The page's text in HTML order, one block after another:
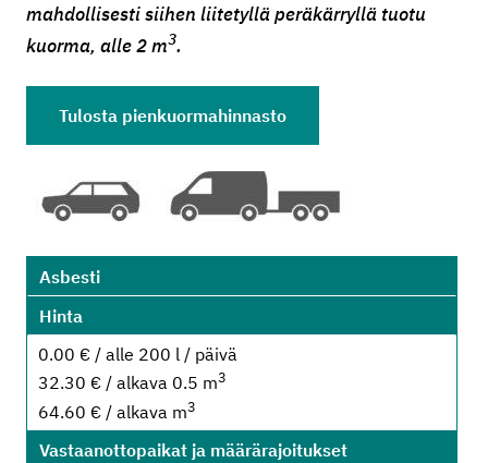
mahdollisesti siihen liitetyllä peräkärryllä tuotu
kuorma, alle 2 m3.
Tulosta pienkuormahinnasto
Asbesti
Hinta
0.00 € / alle 200 l / päivä
32.30 € / alkava 0.5 m3
64.60 € / alkava m3
Vastaanottopaikat ja määrärajoitukset